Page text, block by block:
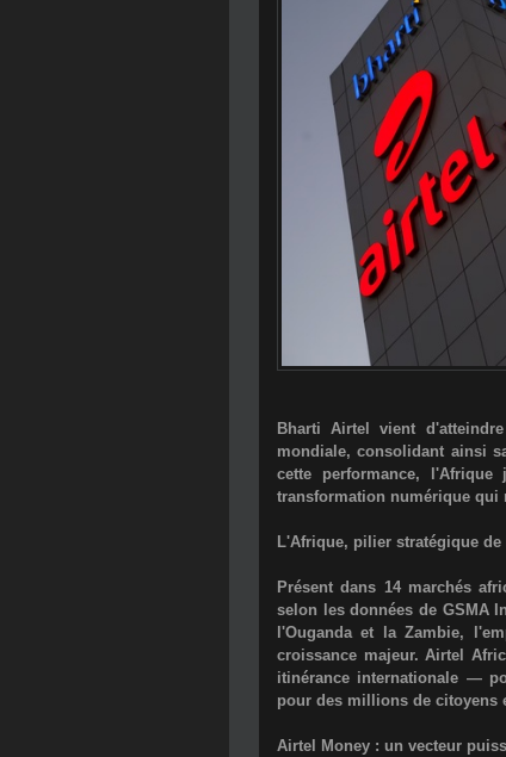
Bharti Airtel vient
mondiale, consolidant ainsi
cette performance,
transformation numérique qui
L'Afrique, pilier stratégique de
Présent dans 14 marchés
selon les données de GSMA
l'Ouganda et la Zambie,
croissance majeur. Airtel
itinérance internationale —
pour des millions de citoyens
Airtel Money : un vecteur